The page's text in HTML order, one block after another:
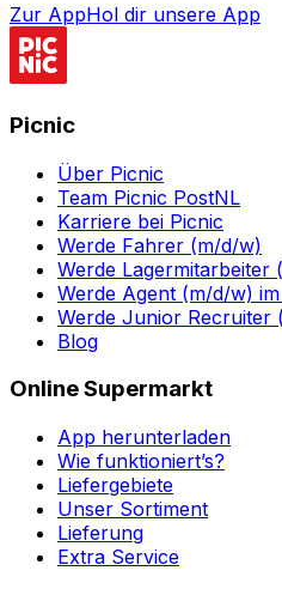
Zur AppHol dir unsere App
Picnic
Über Picnic
Team Picnic PostNL
Karriere bei Picnic
Werde Fahrer (m/d/w)
Werde Lagermitarbeiter
Werde Agent (m/d/w)
Werde Junior Recruiter
Blog
Online Supermarkt
App herunterladen
Wie funktioniert’s?
Liefergebiete
Unser Sortiment
Lieferung
Extra Service